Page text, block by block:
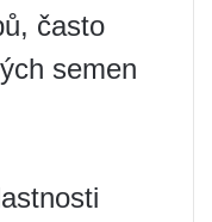
často
semen